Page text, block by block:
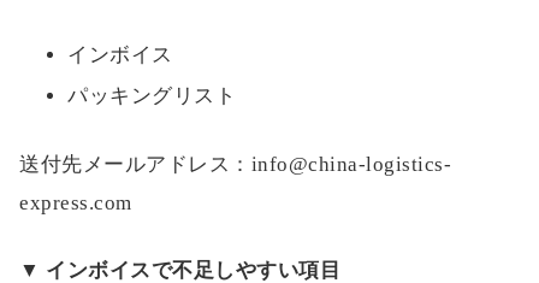
インボイス
パッキングリスト
送付先メールアドレス：info@china-logistics-
express.com
▼ インボイスで不足しやすい項目